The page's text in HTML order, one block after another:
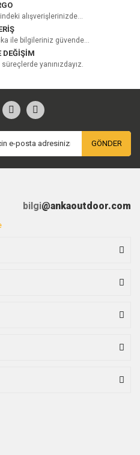
alışverişlerinizde...
ile bilgileriniz güvende...
DEĞİŞİM
yanınızdayız.
GÖNDER
bilgi@ankaoutdoor.com